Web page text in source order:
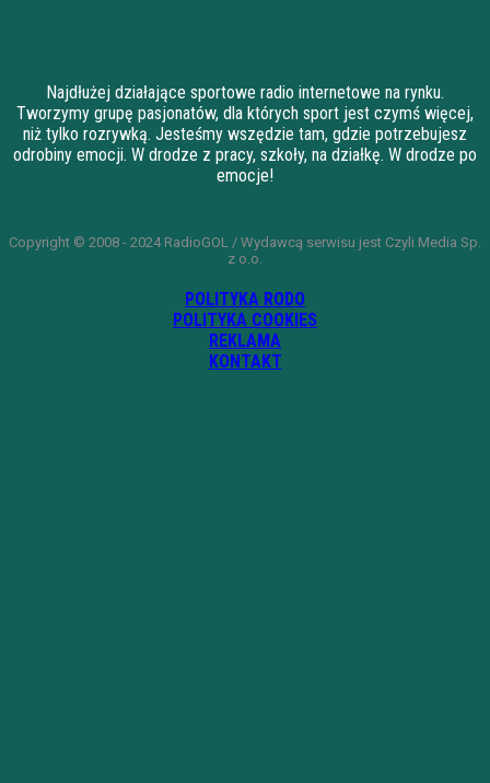
Najdłużej działające sportowe radio internetowe na rynku.
Tworzymy grupę pasjonatów, dla których sport jest czymś więcej,
niż tylko rozrywką. Jesteśmy wszędzie tam, gdzie potrzebujesz
odrobiny emocji. W drodze z pracy, szkoły, na działkę. W drodze po
emocje!
Copyright © 2008 - 2024 RadioGOL / Wydawcą serwisu jest Czyli Media Sp.
z o.o.
POLITYKA RODO
POLITYKA COOKIES
REKLAMA
KONTAKT